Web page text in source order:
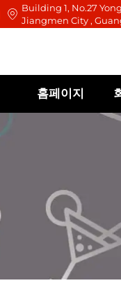
Building 1, No.27
Jiangmen City ,
홈페이지